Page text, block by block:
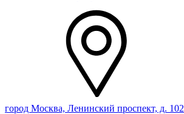
город Москва, Ленинский проспект, д. 102